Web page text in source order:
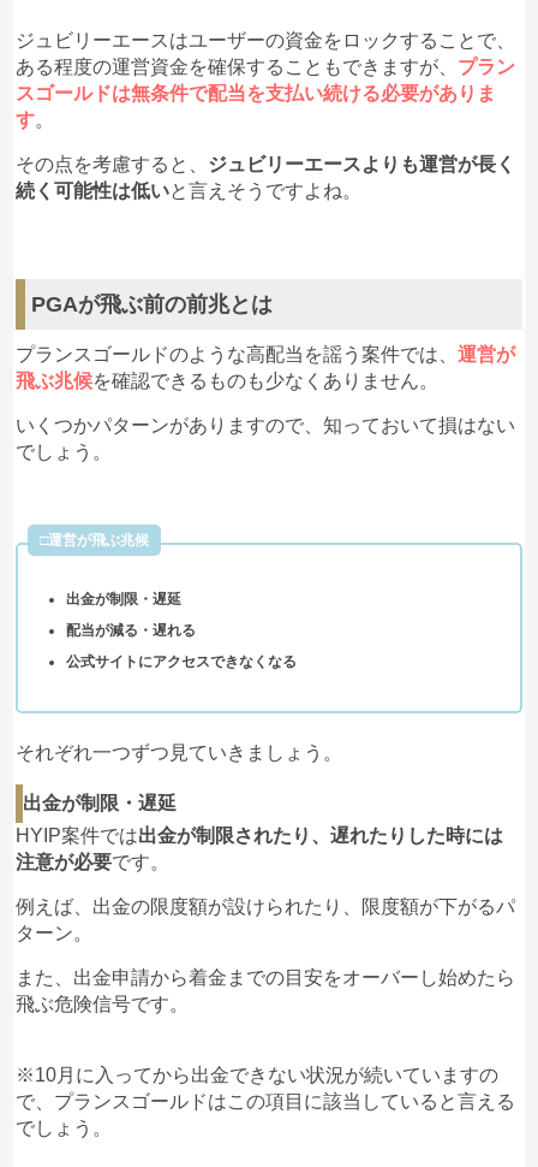
ジュビリーエースはユーザーの資金をロックすることで、
ある程度の運営資金を確保することもできますが、 プラン
スゴールドは無条件で配当を支払い続ける必要がありま
す。
その点を考慮すると、 ジュビリーエースよりも運営が長く
続く可能性は低いと言えそうですよね。
PGAが飛ぶ前の前兆とは
プランスゴールドのような高配当を謡う案件では、運営が
飛ぶ兆候を確認できるものも少なくありません。
いくつかパターンがありますので、知っておいて損はない
でしょう。
□運営が飛ぶ兆候
出金が制限・遅延
配当が減る・遅れる
公式サイトにアクセスできなくなる
それぞれ一つずつ見ていきましょう。
出金が制限・遅延
HYIP案件では出金が制限されたり、遅れたりした時には
注意が必要です。
例えば、出金の限度額が設けられたり、限度額が下がるパ
ターン。
また、出金申請から着金までの目安をオーバーし始めたら
飛ぶ危険信号です。
※10月に入ってから出金できない状況が続いていますの
で、プランスゴールドはこの項目に該当していると言える
でしょう。